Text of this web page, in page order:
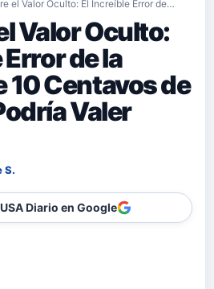
el Valor Oculto: El Increíble Error de…
Valor Oculto:
de la
10 Centavos de
Valer
S.
Diario en Google